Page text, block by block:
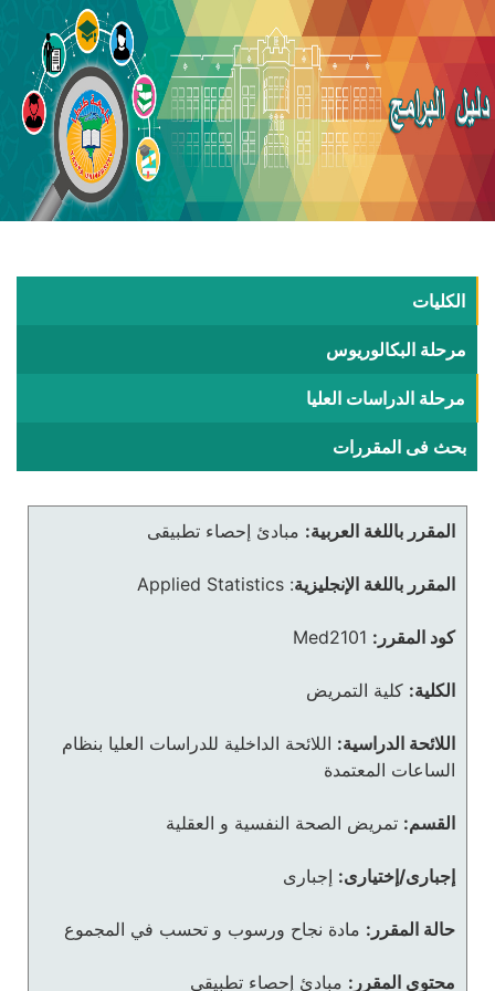
الكليات
مرحلة البكالوريوس
مرحلة الدراسات العليا
بحث فى المقررات
المقرر باللغة العربية: مبادئ إحصاء تطبيقى
المقرر باللغة الإنجليزية:
Applied Statistics
كود المقرر: Med2101
الكلية: كلية التمريض
اللائحة الدراسية: اللائحة الداخلية للدراسات العليا بنظام
الساعات المعتمدة
القسم: تمريض الصحة النفسية و العقلية
إجبارى/إختيارى: إجبارى
حالة المقرر: مادة نجاح ورسوب و تحسب في المجموع
محتوى المقرر: مبادئ إحصاء تطبيقى